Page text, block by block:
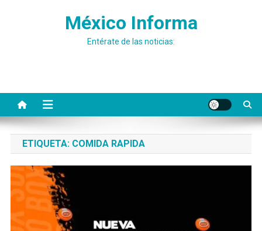
México Informa
Entérate de las noticias:
ETIQUETA: COMIDA RAPIDA